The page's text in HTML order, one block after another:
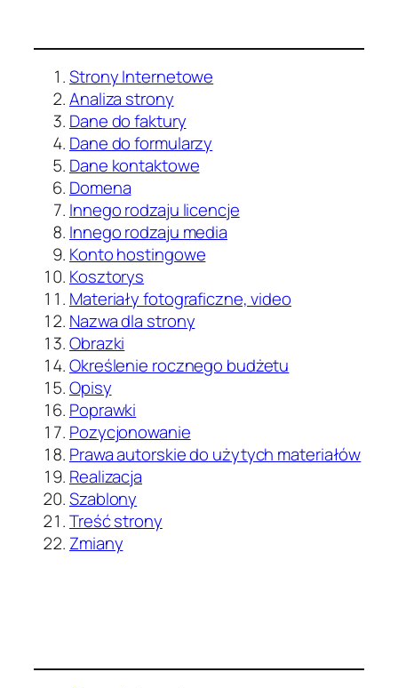
Strony Internetowe
Analiza strony
Dane do faktury
Dane do formularzy
Dane kontaktowe
Domena
Innego rodzaju licencje
Innego rodzaju media
Konto hostingowe
Kosztorys
Materiały fotograficzne, video
Nazwa dla strony
Obrazki
Określenie rocznego budżetu
Opisy
Poprawki
Pozycjonowanie
Prawa autorskie do użytych materiałów
Realizacja
Szablony
Treść strony
Zmiany